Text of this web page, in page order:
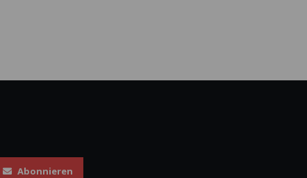
Abonnieren